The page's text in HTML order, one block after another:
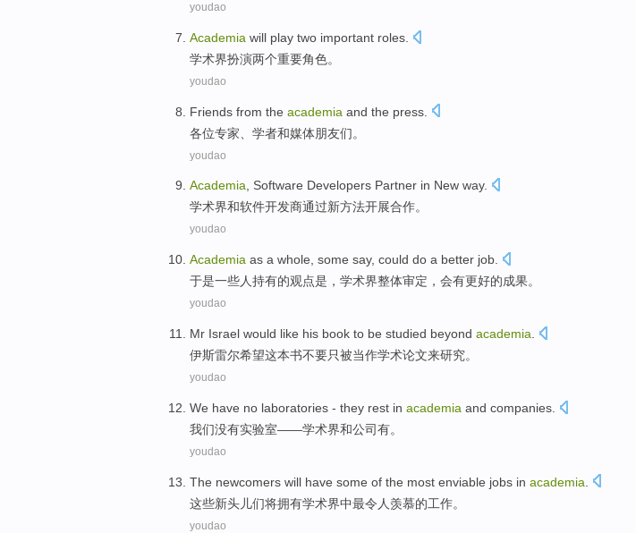
youdao
Academia will play two important roles
学术界扮演两个重要角色。
youdao
Friends from the academia and the press
各位专家、 学者和媒体朋友们。
youdao
Academia, Software Developers Partner in New way.
学术界和软件开发商通过新方法开展合作。
youdao
Academia as a whole some say, could do a better job
于是一些人持有的观点是， 学术界整体审定， 会有更好的成果。
youdao
Mr Israel would like his book to be studied beyond academia
伊斯雷尔希望这本书不要只被当作学术论文来研究。
youdao
We have no laboratories - they rest in academia and companies
我们没有实验室——学术界和公司有。
youdao
The newcomers will have some of the most enviable jobs in academia
这些新头儿们将拥有学术界中最令人 羡慕的工作。
youdao